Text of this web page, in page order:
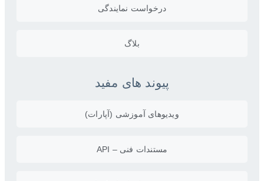
درخواست نمایندگی
بلاگ
پیوند های مفید
ویدیو‌های آموزشی (آپارات)
مستندات فنی – API